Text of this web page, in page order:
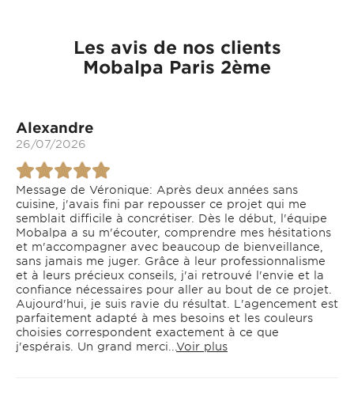
Les avis de nos clients
Mobalpa Paris 2ème
Alexandre
26/07/2026
Message de Véronique: Après deux années sans
cuisine, j'avais fini par repousser ce projet qui me
semblait difficile à concrétiser. Dès le début, l'équipe
Mobalpa a su m'écouter, comprendre mes hésitations
et m'accompagner avec beaucoup de bienveillance,
sans jamais me juger. Grâce à leur professionnalisme
et à leurs précieux conseils, j'ai retrouvé l'envie et la
confiance nécessaires pour aller au bout de ce projet.
Aujourd'hui, je suis ravie du résultat. L'agencement est
parfaitement adapté à mes besoins et les couleurs
choisies correspondent exactement à ce que
j'espérais. Un grand merci... Voir plus